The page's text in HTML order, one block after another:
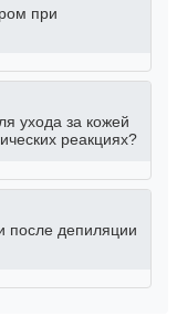
при
ухода за кожей
реакциях?
после депиляции